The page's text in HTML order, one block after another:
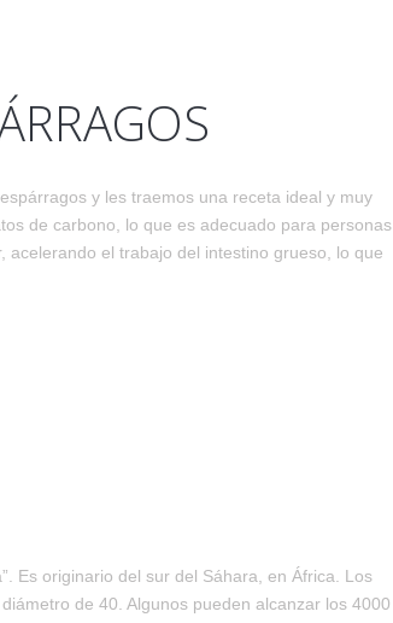
y les traemos una receta ideal y muy
de carbono, lo que es adecuado para personas
el trabajo del intestino grueso, lo que
Es originario del sur del Sáhara, en África. Los
de 40. Algunos pueden alcanzar los 4000